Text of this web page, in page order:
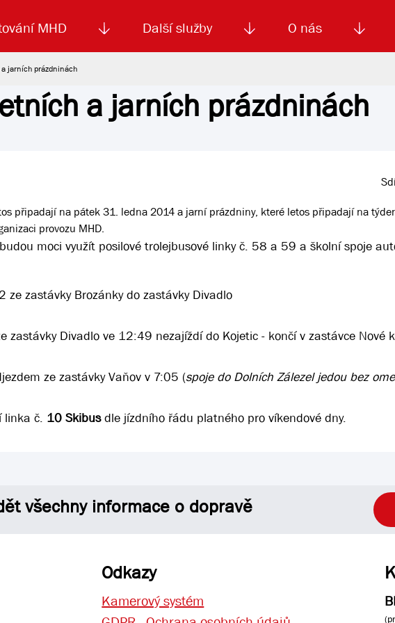
MHD
Koupit jízdenku Jízdné MHD El. jízdenka (EOS)
Další služby
Smluvní doprava Autoškola
O nás
Výběrová řízení Kariéra
jarních prázdninách
a jarních prázdninách
připadají na pátek 31. ledna 2014 a jarní prázdniny, které letos připadají na
provozu MHD.
moci využít posilové trolejbusové linky č. 58 a 59 a školní spoje
ze zastávky Brozánky do zastávky Divadlo
zastávky Divadlo ve 12:49 nezajíždí do Kojetic - končí v zastávce Nové
ze zastávky Vaňov v 7:05 (spoje do Dolních Zálezel jedou bez
linka č. 10 Skibusdle jízdního řádu platného pro víkendové dny.
všechny informace o dopravě
Odkazy
Kamerový systém